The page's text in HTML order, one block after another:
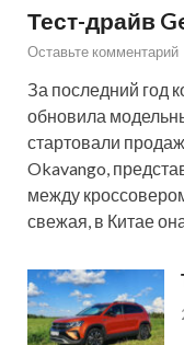
Тест-драйв
Оставьте комментарий
За последний год
обновила
стартовали
Okavango,
между
свежая, в Китае